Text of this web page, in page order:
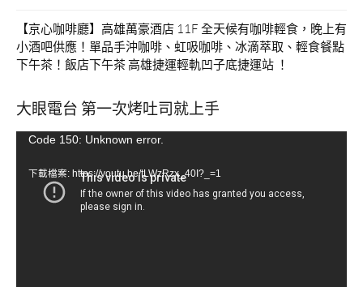
【京心咖啡廳】高雄萬豪酒店 11F 全天候有咖啡輕食，晚上有
小酒吧供應！單品手沖咖啡、虹吸咖啡、冰滴萃取、輕食餐點
下午茶！飯店下午茶 高雄捷運輕軌凹子底捷運站 ！
大眼電台 第一次烤吐司就上手
視Code 150: Unknown error.
下載檔案: https://youtu.be/tLWzRzx_40I?_=1